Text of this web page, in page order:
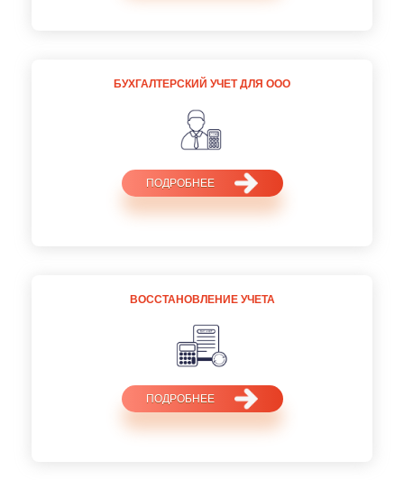
БУХГАЛТЕРСКИЙ УЧЕТ ДЛЯ ООО
ПОДРОБНЕЕ
ВОССТАНОВЛЕНИЕ УЧЕТА
ПОДРОБНЕЕ